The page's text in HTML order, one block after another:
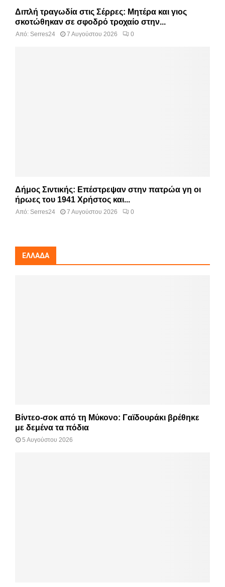
Διπλή τραγωδία στις Σέρρες: Μητέρα και γιος
σκοτώθηκαν σε σφοδρό τροχαίο στην...
Από: Serres24 7 Αυγούστου 2026 0
Δήμος Σιντικής: Επέστρεψαν στην πατρώα γη οι
ήρωες του 1941 Χρήστος και...
Από: Serres24 7 Αυγούστου 2026 0
ΕΛΛΆΔΑ
Βίντεο-σοκ από τη Μύκονο: Γαϊδουράκι βρέθηκε
με δεμένα τα πόδια
5 Αυγούστου 2026